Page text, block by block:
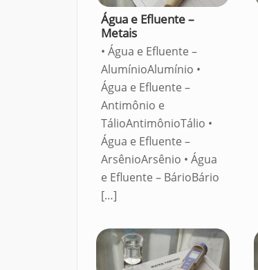
Água e Efluente –
Metais
• Água e Efluente –
AlumínioAlumínio •
Água e Efluente –
Antimônio e
TálioAntimônioTálio •
Água e Efluente –
ArsênioArsênio • Água
e Efluente – BárioBário
[…]